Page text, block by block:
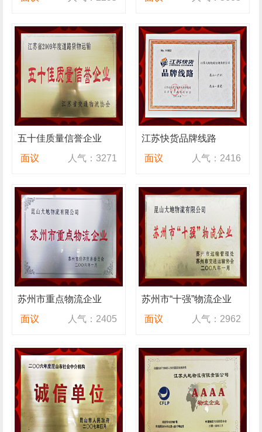
五十佳质量信誉企业
人气：3271
面议
江苏快货品牌线路
人气：2416
面议
苏州市重点物流企业
人气：2405
面议
苏州市“十强”物流企业
人气：2962
面议